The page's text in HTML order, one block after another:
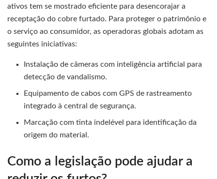
ativos tem se mostrado eficiente para desencorajar a
receptação do cobre furtado. Para proteger o patrimônio e
o serviço ao consumidor, as operadoras globais adotam as
seguintes iniciativas:
Instalação de câmeras com inteligência artificial para
detecção de vandalismo.
Equipamento de cabos com GPS de rastreamento
integrado à central de segurança.
Marcação com tinta indelével para identificação da
origem do material.
Como a legislação pode ajudar a